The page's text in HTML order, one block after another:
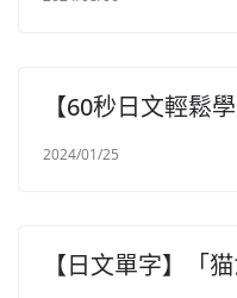
【60秒日文輕鬆
2024/01/25
【日文單字】「猫